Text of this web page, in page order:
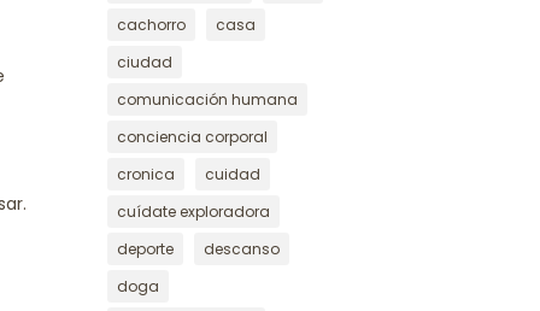
cachorro
casa
ciudad
comunicación humana
conciencia corporal
cronica
cuidad
cuídate exploradora
deporte
descanso
doga